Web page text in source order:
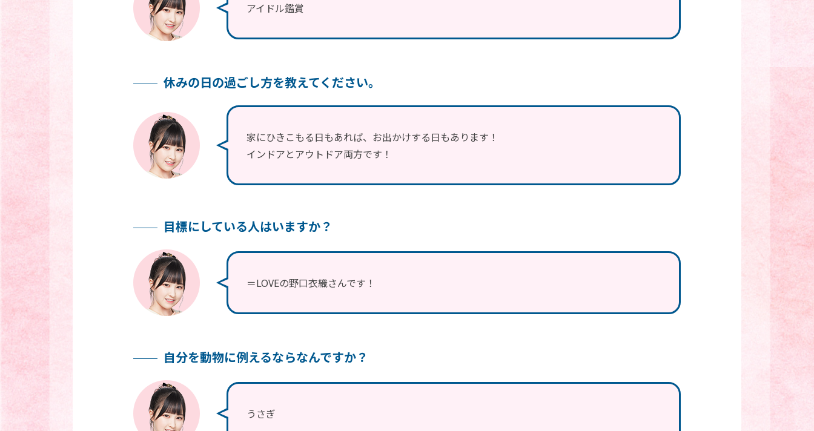
アイドル鑑賞
休みの日の過ごし方を教えてください。
家にひきこもる日もあれば、お出かけする日もあります！
インドアとアウトドア両方です！
目標にしている人はいますか？
＝LOVEの野口衣織さんです！
自分を動物に例えるならなんですか？
うさぎ